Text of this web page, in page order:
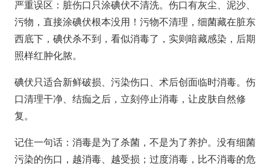
严重误区： 脏伤口只涂碘伏不清洗。伤口有灰尘、泥沙、
污物，直接涂碘伏根本没用！污物不清理，细菌藏在脏东
西底下，碘伏杀不到，看似消毒了，实则暗藏感染，后期
照样红肿化脓。
碘伏只适合新鲜破损、污染伤口、术后创面临时消毒。伤
口清理干净、结痂之后，立刻停止消毒，让皮肤自然修
复。
记住一句话： 消毒是为了杀菌，不是为了养护。 没有细菌
污染的伤口，越消毒、越受损；过度消毒，比不消毒的危